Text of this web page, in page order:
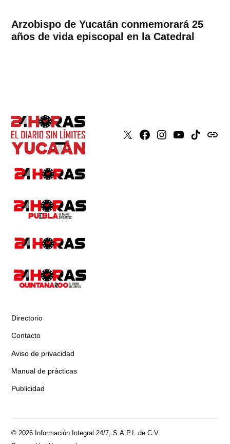
Arzobispo de Yucatán conmemorará 25
años de vida episcopal en la Catedral
X Faceboook
Instagram
YoutubeTiktokissuu
Directorio
Contacto
Aviso de privacidad
Manual de prácticas
Publicidad
© 2026 Información Integral 24/7, S.A.P.I. de C.V.